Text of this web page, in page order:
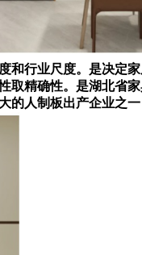
行业尺度。是决定
精确性。是湖北
人制板出产企业之